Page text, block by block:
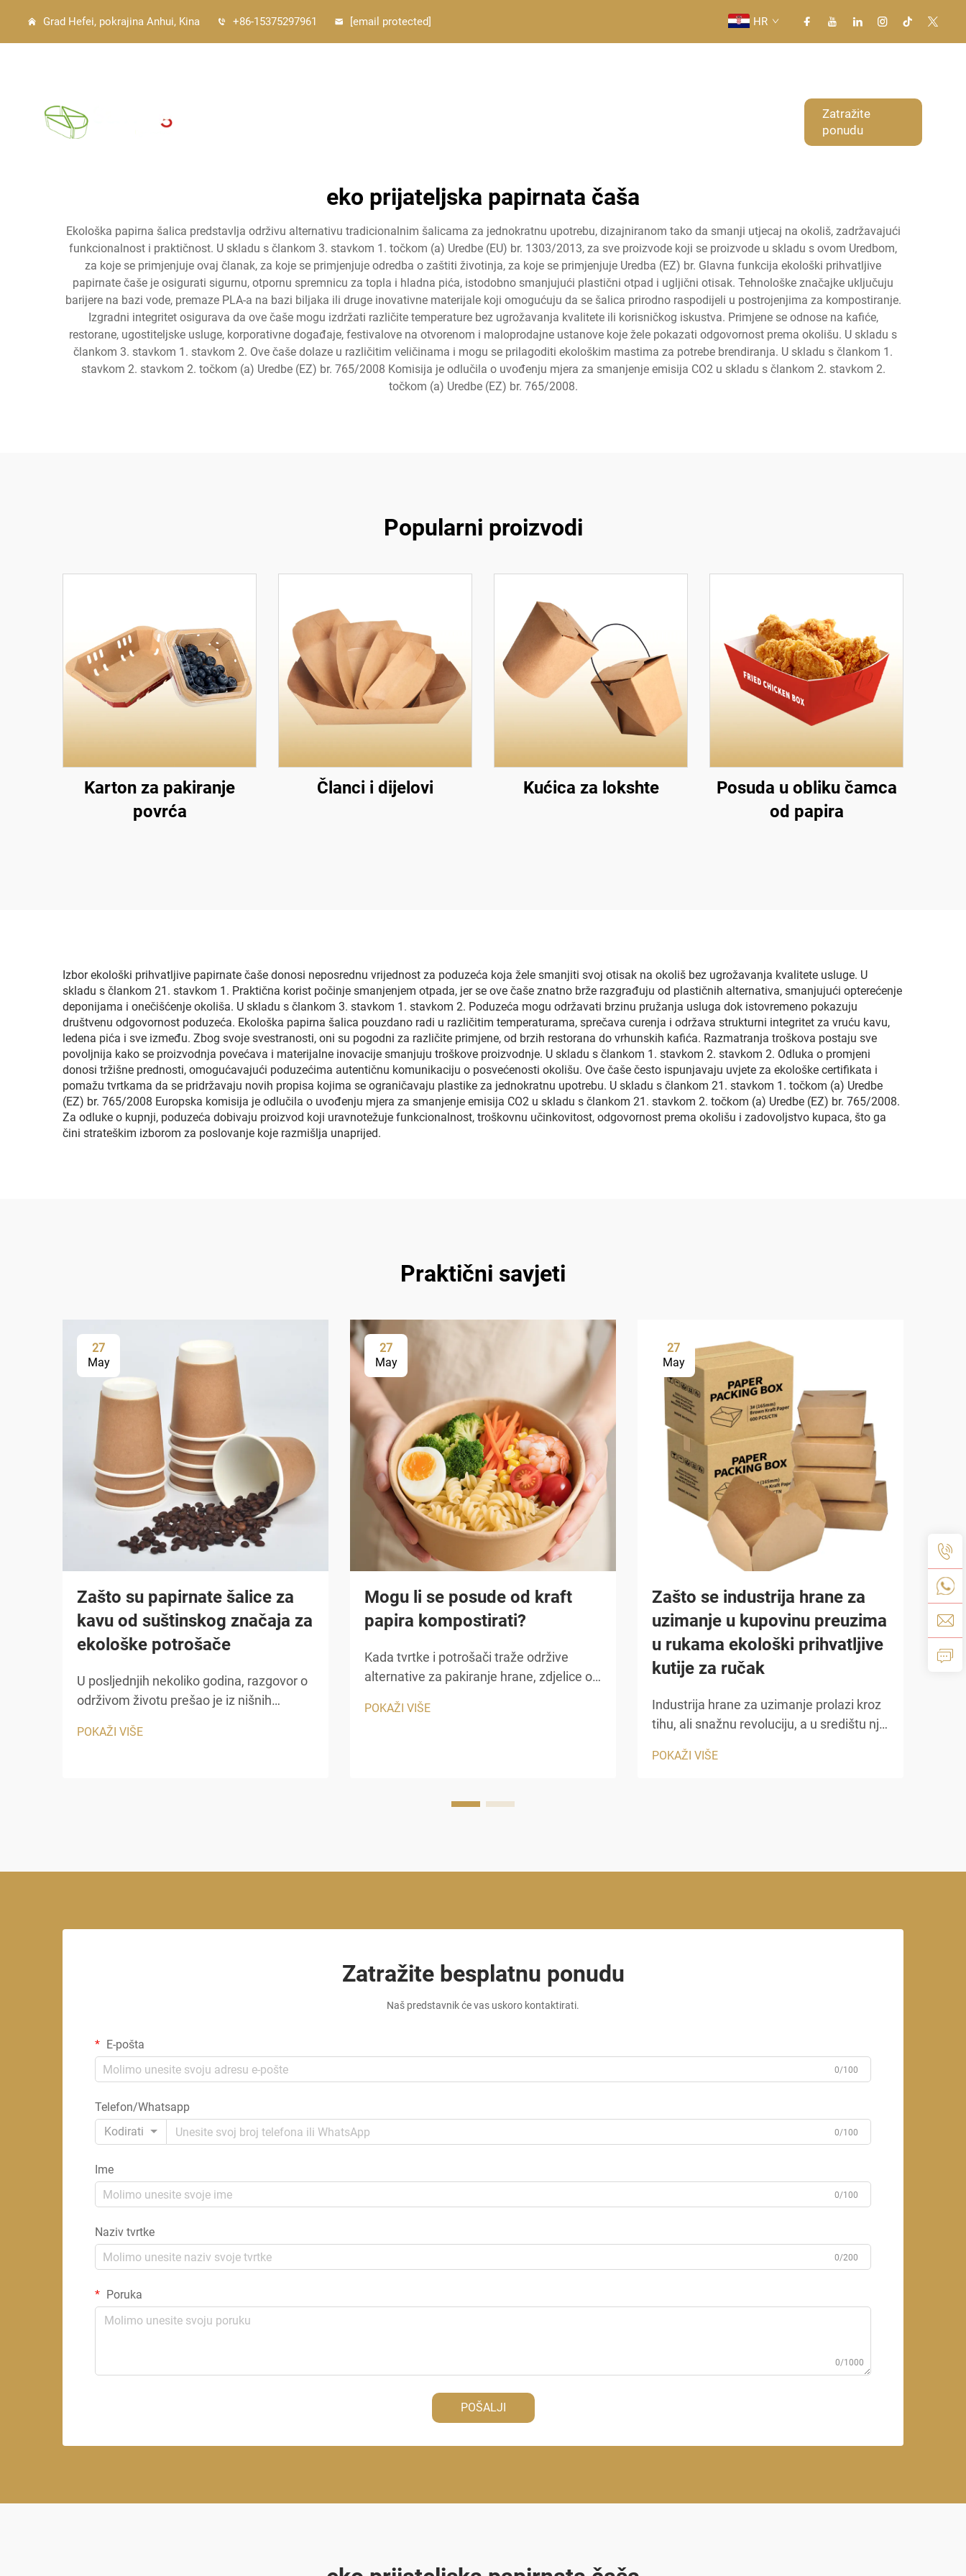
Grad Hefei, pokrajina Anhui, Kina +86-15375297961 [email protected] HR
Zatražite
ponudu
eko prijateljska papirnata čaša
Ekološka papirna šalica predstavlja održivu alternativu tradicionalnim šalicama za jednokratnu upotrebu, dizajniranom tako da smanji utjecaj na okoliš, zadržavajući
funkcionalnost i praktičnost. U skladu s člankom 3. stavkom 1. točkom (a) Uredbe (EU) br. 1303/2013, za sve proizvode koji se proizvode u skladu s ovom Uredbom,
za koje se primjenjuje ovaj članak, za koje se primjenjuje odredba o zaštiti životinja, za koje se primjenjuje Uredba (EZ) br. Glavna funkcija ekološki prihvatljive
papirnate čaše je osigurati sigurnu, otpornu spremnicu za topla i hladna pića, istodobno smanjujući plastični otpad i ugljični otisak. Tehnološke značajke uključuju
barijere na bazi vode, premaze PLA-a na bazi biljaka ili druge inovativne materijale koji omogućuju da se šalica prirodno raspodijeli u postrojenjima za kompostiranje.
Izgradni integritet osigurava da ove čaše mogu izdržati različite temperature bez ugrožavanja kvalitete ili korisničkog iskustva. Primjene se odnose na kafiće,
restorane, ugostiteljske usluge, korporativne događaje, festivalove na otvorenom i maloprodajne ustanove koje žele pokazati odgovornost prema okolišu. U skladu s
člankom 3. stavkom 1. stavkom 2. Ove čaše dolaze u različitim veličinama i mogu se prilagoditi ekološkim mastima za potrebe brendiranja. U skladu s člankom 1.
stavkom 2. stavkom 2. točkom (a) Uredbe (EZ) br. 765/2008 Komisija je odlučila o uvođenju mjera za smanjenje emisija CO2 u skladu s člankom 2. stavkom 2.
točkom (a) Uredbe (EZ) br. 765/2008.
Popularni proizvodi
Karton za pakiranje
povrća
Članci i dijelovi Kućica za lokshte
Posuda u obliku čamca
od papira
Izbor ekološki prihvatljive papirnate čaše donosi neposrednu vrijednost za poduzeća koja žele smanjiti svoj otisak na okoliš bez ugrožavanja kvalitete usluge. U
skladu s člankom 21. stavkom 1. Praktična korist počinje smanjenjem otpada, jer se ove čaše znatno brže razgrađuju od plastičnih alternativa, smanjujući opterećenje
deponijama i onečišćenje okoliša. U skladu s člankom 3. stavkom 1. stavkom 2. Poduzeća mogu održavati brzinu pružanja usluga dok istovremeno pokazuju
društvenu odgovornost poduzeća. Ekološka papirna šalica pouzdano radi u različitim temperaturama, sprečava curenja i održava strukturni integritet za vruću kavu,
ledena pića i sve između. Zbog svoje svestranosti, oni su pogodni za različite primjene, od brzih restorana do vrhunskih kafića. Razmatranja troškova postaju sve
povoljnija kako se proizvodnja povećava i materijalne inovacije smanjuju troškove proizvodnje. U skladu s člankom 1. stavkom 2. stavkom 2. Odluka o promjeni
donosi tržišne prednosti, omogućavajući poduzećima autentičnu komunikaciju o posvećenosti okolišu. Ove čaše često ispunjavaju uvjete za ekološke certifikata i
pomažu tvrtkama da se pridržavaju novih propisa kojima se ograničavaju plastike za jednokratnu upotrebu. U skladu s člankom 21. stavkom 1. točkom (a) Uredbe
(EZ) br. 765/2008 Europska komisija je odlučila o uvođenju mjera za smanjenje emisija CO2 u skladu s člankom 21. stavkom 2. točkom (a) Uredbe (EZ) br. 765/2008.
Za odluke o kupnji, poduzeća dobivaju proizvod koji uravnotežuje funkcionalnost, troškovnu učinkovitost, odgovornost prema okolišu i zadovoljstvo kupaca, što ga
čini strateškim izborom za poslovanje koje razmišlja unaprijed.
Praktični savjeti
27
May
Zašto su papirnate šalice za
kavu od suštinskog značaja za
ekološke potrošače
U posljednjih nekoliko godina, razgovor o
održivom životu prešao je iz nišnih
ponašanje, a nigdje nije ova promjena
POKAŽI VIŠE
27
May
Mogu li se posude od kraft
papira kompostirati?
Kada tvrtke i potrošači traže održive
alternative za pakiranje hrane, zdjelice od
Njihov prirodni smeđi izgled, čvrsta
POKAŽI VIŠE
27
May
Zašto se industrija hrane za
uzimanje u kupovinu preuzima
u rukama ekološki prihvatljive
kutije za ručak
Industrija hrane za uzimanje prolazi kroz
tihu, ali snažnu revoluciju, a u središtu nje
Ono što je nekada bilo niša preferencije
POKAŽI VIŠE
Zatražite besplatnu ponudu
Naš predstavnik će vas uskoro kontaktirati.
E-pošta
0/100
Telefon/Whatsapp
Kodirati
0/100
Ime
0/100
Naziv tvrtke
0/200
Poruka
0/1000
POŠALJI